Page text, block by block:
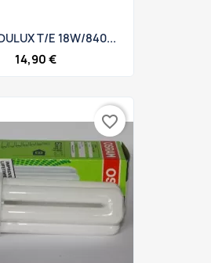
T/E 18W/840...
14,90 €
favorite_border